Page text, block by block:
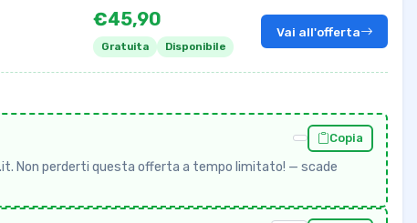
€45,90
Gratuita Disponibile
Vai all'offerta
Copia
Non perderti questa offerta a tempo limitato! — scade